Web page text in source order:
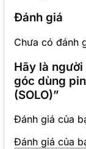
Đánh giá
Chưa có đánh
Hãy là
góc dùng pin
(SOLO)”
Đánh giá của
Đánh giá của